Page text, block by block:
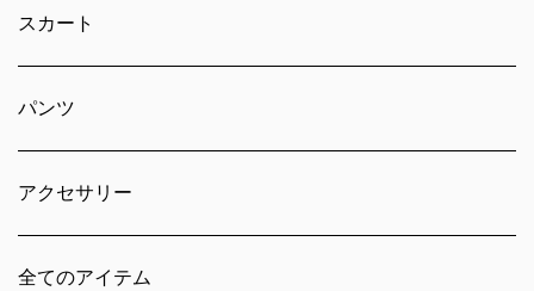
スカート
パンツ
アクセサリー
全てのアイテム